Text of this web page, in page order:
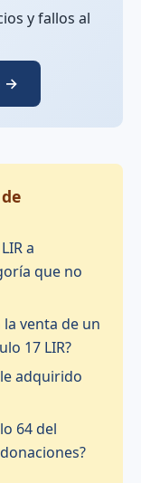
y fallos al
→
a
que no
venta de un
17 LIR?
adquirido
64 del